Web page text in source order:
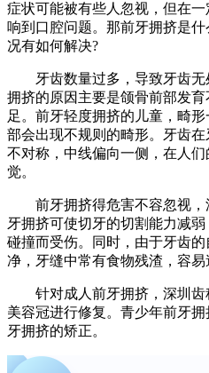
症状可能被有些人忽视，但在
响到口腔问题。那前牙拥挤是
况有如何解决?
牙齿数量过多，导致牙齿无
拥挤的原因主要是颌骨前部发
足。前牙轻度拥挤的儿童，畸
部会出现不规则的畸形。牙齿
不对称，中线偏向一侧，在人
觉。
前牙拥挤得危害不容忽视，
牙拥挤可使切牙的切割能力减
碰撞而受伤。同时，由于牙齿
净，牙缝中常有食物残渣，容易
针对成人前牙拥挤，深圳齿
美容冠进行修复。青少年前牙
牙拥挤的矫正。